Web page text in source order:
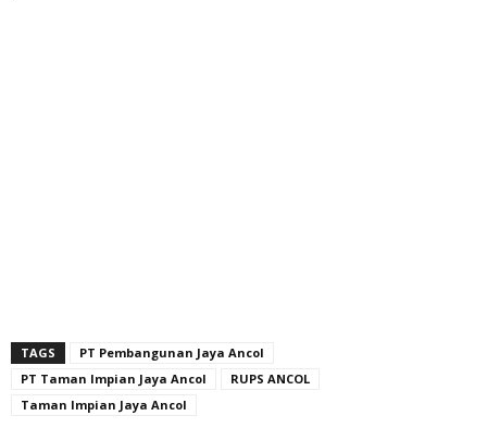
TAGS
PT Pembangunan Jaya Ancol
PT Taman Impian Jaya Ancol
RUPS ANCOL
Taman Impian Jaya Ancol